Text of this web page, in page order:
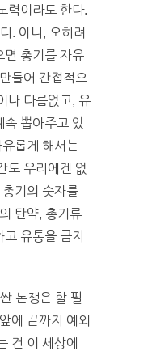
력이라도 한다.
. 아니, 오히려
면 총기를 자유
들어 간접적으
나 다름없고, 유
속 뽑아주고 있
롭게 해서는
도 우리에겐 없
기의 숫자를
탄약, 총기류
유통을 금지
논쟁은 할 필
에 끝까지 예외
건 이 세상에